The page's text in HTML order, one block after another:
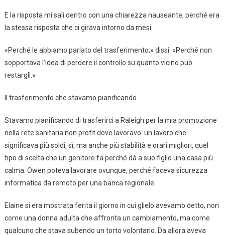
E la risposta mi salì dentro con una chiarezza nauseante, perché era
la stessa risposta che ci girava intorno da mesi.
«Perché le abbiamo parlato del trasferimento,» dissi. «Perché non
sopportava l’idea di perdere il controllo su quanto vicino può
restargli.»
Il trasferimento che stavamo pianificando
Stavamo pianificando di trasferirci a Raleigh per la mia promozione
nella rete sanitaria non profit dove lavoravo: un lavoro che
significava più soldi, sì, ma anche più stabilità e orari migliori, quel
tipo di scelta che un genitore fa perché dà a suo figlio una casa più
calma. Owen poteva lavorare ovunque, perché faceva sicurezza
informatica da remoto per una banca regionale.
Elaine si era mostrata ferita il giorno in cui glielo avevamo detto, non
come una donna adulta che affronta un cambiamento, ma come
qualcuno che stava subendo un torto volontario. Da allora aveva